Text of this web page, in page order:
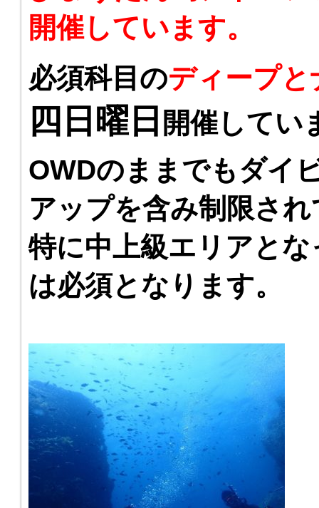
開催しています。
必須科目のディープ
四日曜日 開催してい
OWDのままでもダイ
アップを含み制限さ
特に中上級エリアと
は必須となります。